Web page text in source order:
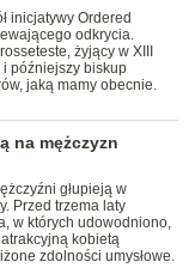
inicjatywy Ordered
odkrycia.
żyjący w XIII
późniejszy biskup
jaką mamy obecnie.
na mężczyzn
głupieją w
Przed trzema laty
w których udowodniono,
kobietą
zdolności umysłowe.